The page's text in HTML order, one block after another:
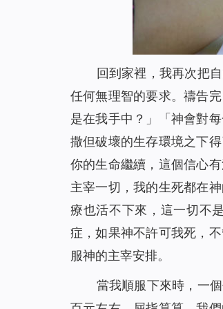
回到家裡，我再次把
任何無理智的要求。禱告
是在我手中？ 」「 神會對
撒但破壞的生存環境之下
你的生命繼續，這個信心有
主宰一切，我的生死都在
療也活不下來，這一切不
症，如果神不許可我死，
服神的主宰安排。
當我順服下來時，一